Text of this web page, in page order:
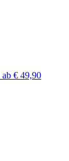
ab € 49,90